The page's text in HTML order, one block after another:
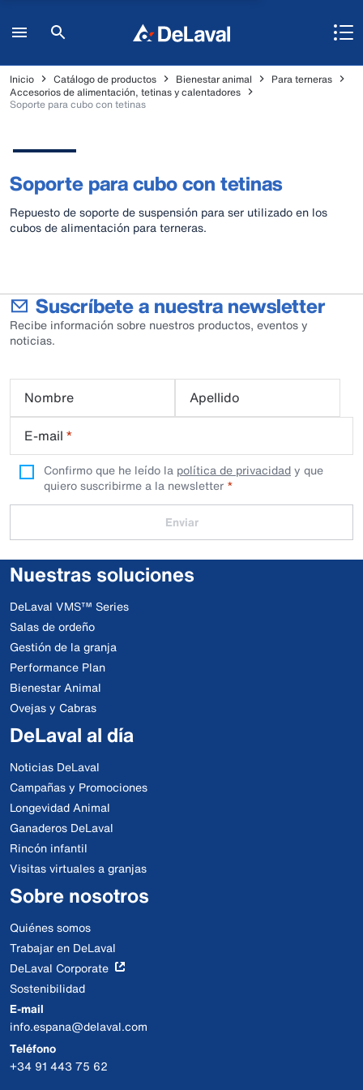
Inicio Catálogo de productos Bienestar animal
Para terneras
Accesorios de alimentación, tetinas y calentadores
Soporte para cubo con tetinas
Soporte para cubo con tetinas
Repuesto de soporte de suspensión para ser utilizado en los
cubos de alimentación para terneras.
Suscríbete a nuestra newsletter
Recibe información sobre nuestros productos, eventos y
noticias.
Nombre
Apellido
E-mail *
Confirmo que he leído la política de privacidady que
quiero suscribirme a la newsletter
Enviar
Nuestras soluciones
DeLaval VMS™ Series
Salas de ordeño
Gestión de la granja
Performance Plan
Bienestar Animal
Ovejas y Cabras
DeLaval al día
Noticias DeLaval
Campañas y Promociones
Longevidad Animal
Ganaderos DeLaval
Rincón infantil
Visitas virtuales a granjas
Sobre nosotros
Quiénes somos
Trabajar en DeLaval
DeLaval Corporate
Sostenibilidad
E-mail
info.espana@delaval.com
Teléfono
+34 91 443 75 62